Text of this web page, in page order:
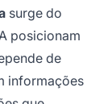
surge do
posicionam
de
informações